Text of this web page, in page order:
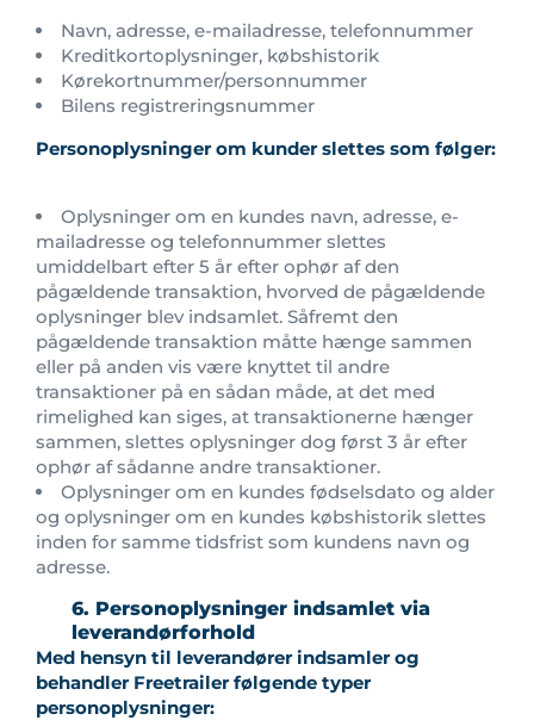
Navn, adresse, e-mailadresse, telefonnummer
Kreditkortoplysninger, købshistorik
Kørekortnummer/personnummer
Bilens registreringsnummer
Personoplysninger om kunder slettes som følger:
Oplysninger om en kundes navn, adresse, e-
mailadresse og telefonnummer slettes
umiddelbart efter 5 år efter ophør af den
pågældende transaktion, hvorved de pågældende
oplysninger blev indsamlet. Såfremt den
pågældende transaktion måtte hænge sammen
eller på anden vis være knyttet til andre
transaktioner på en sådan måde, at det med
rimelighed kan siges, at transaktionerne hænger
sammen, slettes oplysninger dog først 3 år efter
ophør af sådanne andre transaktioner.
Oplysninger om en kundes fødselsdato og alder
og oplysninger om en kundes købshistorik slettes
inden for samme tidsfrist som kundens navn og
adresse.
6. Personoplysninger indsamlet via
leverandørforhold
Med hensyn til leverandører indsamler og
behandler Freetrailer følgende typer
personoplysninger: